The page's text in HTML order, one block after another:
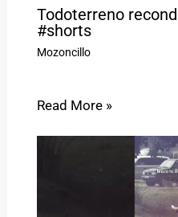
Todoterreno
#shorts
Mozoncillo
Read More »